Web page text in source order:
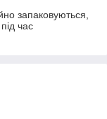
запаковуються,
час